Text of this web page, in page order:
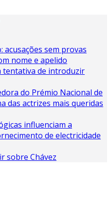
acusações sem provas
nome e apelido
tentativa de introduzir
do Prémio Nacional de
das actrizes mais queridas
influenciam a
de electricidade
sobre Chávez